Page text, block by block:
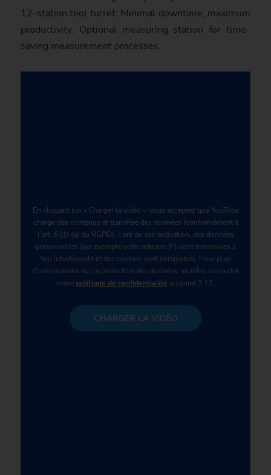
12-station tool turret: Minimal downtime, maxi­mum
productivity. Optional measuring station for time-
saving measurement processes.
En cliquant sur « Charger la vidéo », vous acceptez que YouTube
charge des contenus et transfère des données (conformément à
l'art. 6 (1) (a) du RGPD). Lors de son activation, des données
personnelles (par exemple votre adresse IP) sont transmises à
YouTube/Google et des cookies sont enregistrés. Pour plus
d'informations sur la protection des données, veuillez consulter
notre politique de confidentialité au point 3.17.
CHARGER LA VIDÉO